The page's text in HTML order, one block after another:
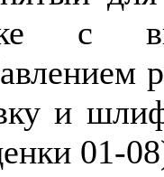
с
и
01-